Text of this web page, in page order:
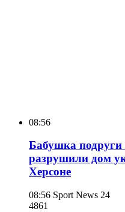
08:56
Бабушка подруги
разрушили дом
Херсоне
08:56 Sport News 24
4861